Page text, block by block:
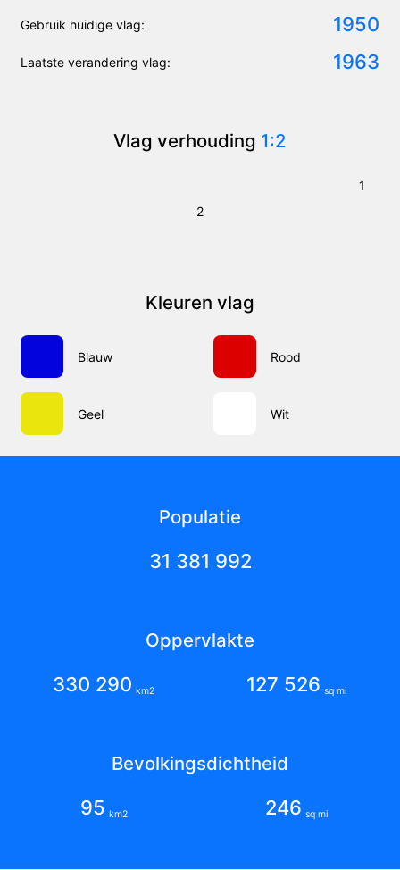
Gebruik huidige vlag: 1950
Laatste verandering vlag: 1963
Vlag verhouding 1:2
2
1
Kleuren vlag
Blauw Rood
Geel Wit
Populatie
31 381 992
Oppervlakte
330 290 km2 127 526 sq mi
Bevolkingsdichtheid
95 km2 246 sq mi